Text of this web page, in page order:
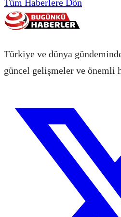
Tüm Haberlere Dön
Türkiye ve dünya
güncel gelişmeler ve önemli